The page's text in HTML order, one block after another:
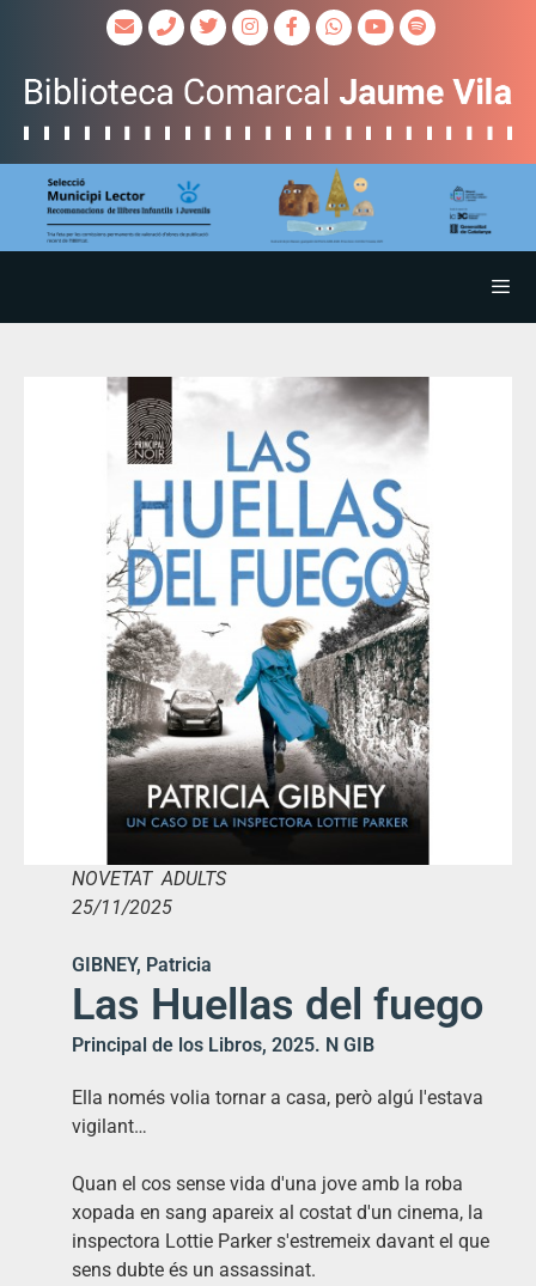
NOVETAT ADULTS
25/11/2025
GIBNEY, Patricia
Las Huellas del fuego
Principal de los Libros, 2025. N GIB
Ella només volia tornar a casa, però algú l'estava
vigilant…
Quan el cos sense vida d'una jove amb la roba
xopada en sang apareix al costat d'un cinema, la
inspectora Lottie Parker s'estremeix davant el que
sens dubte és un assassinat.